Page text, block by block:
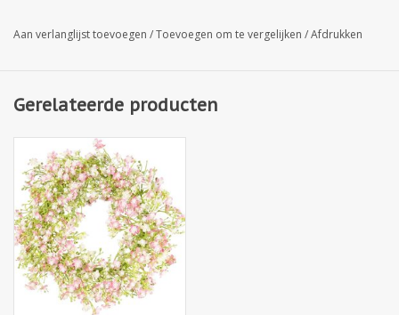
Aan verlanglijst toevoegen /Toevoegen om te vergelijken /Afdrukken
Gerelateerde producten